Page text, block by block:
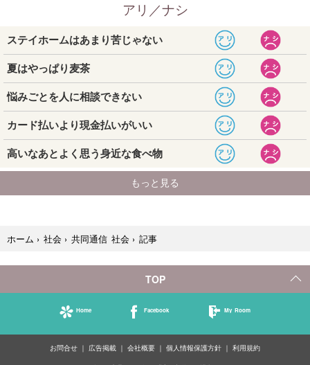
ホーム › 社会 › 共同通信 社会 › 記事
TOP
Home Facebook My Room
お問合せ 広告掲載 会社概要 個人情報保護方針 利用規約